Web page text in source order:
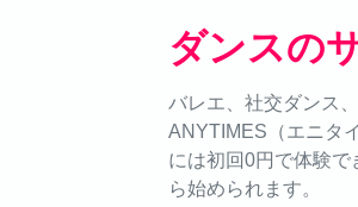
ダンスの
バレエ、社交ダンス
ANYTIMES（エニタ
には初回0円で体験
ら始められます。